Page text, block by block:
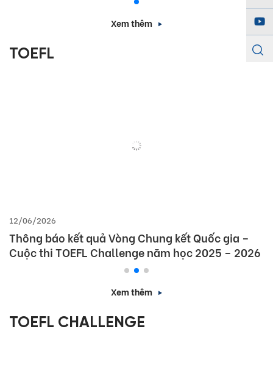
Xem thêm
TOEFL
12/06/2026
Thông báo kết quả Vòng Chung kết Quốc gia –
Cuộc thi TOEFL Challenge năm học 2025 – 2026
Xem thêm
TOEFL CHALLENGE